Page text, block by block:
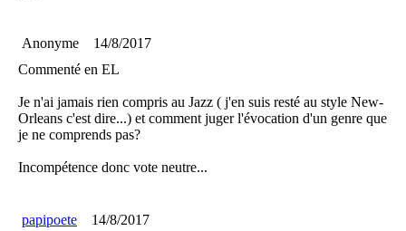
Anonyme
14/8/2017
Commenté en EL
Je n'ai jamais rien compris au Jazz ( j'en suis resté au style New-
Orleans c'est dire...) et comment juger l'évocation d'un genre que
je ne comprends pas?
Incompétence donc vote neutre...
papipoete
14/8/2017